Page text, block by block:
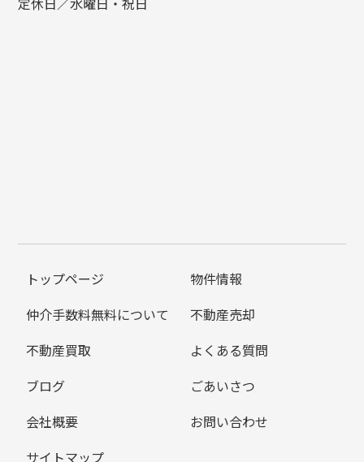
トップページ
物件情報
仲介手数料無料について
不動産売却
不動産買取
よくある質問
ブログ
ごあいさつ
会社概要
お問い合わせ
サイトマップ